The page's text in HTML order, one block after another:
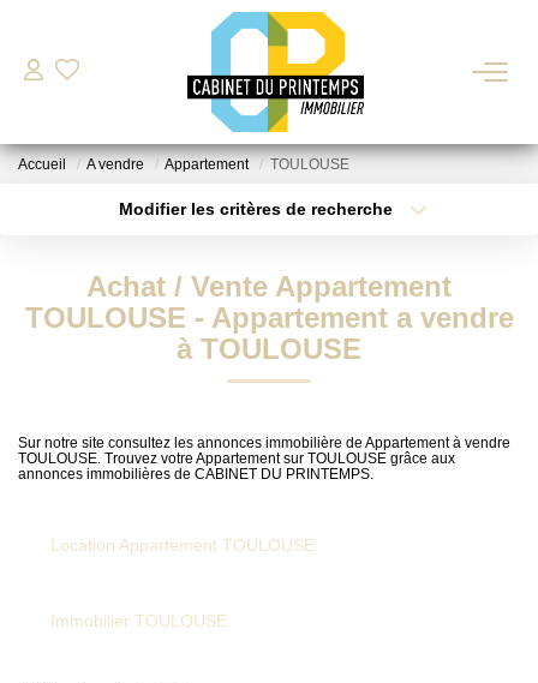
VENTE
Déposer Ma Candidature Pour Une Location
ESTIMATION
GESTION LOCATIVE
Accueil A vendre Appartement TOULOUSE
Modifier les critères de recherche
Sélectionnez...
Type de bien
Surface min
Achat / Vente Appartement
TOULOUSE - Appartement a vendre
à TOULOUSE
Sur notre site consultez les annonces immobilière de Appartement à vendre
TOULOUSE. Trouvez votre Appartement sur TOULOUSE grâce aux
annonces immobilières de CABINET DU PRINTEMPS.
Location Appartement TOULOUSE
Immobilier TOULOUSE